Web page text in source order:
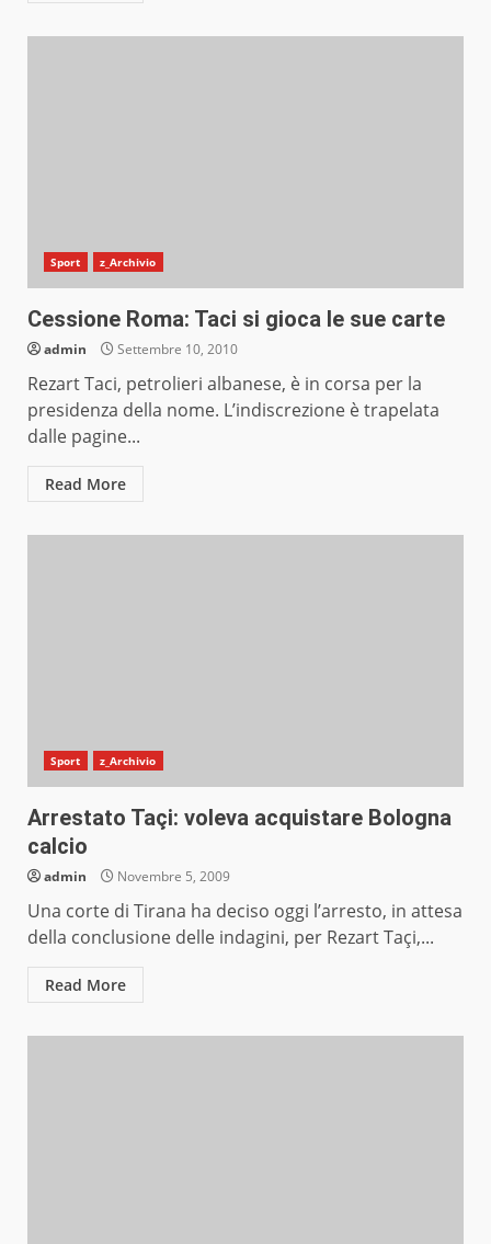
Sport z_Archivio
Cessione Roma: Taci si gioca le sue carte
admin Settembre 10, 2010
Rezart Taci, petrolieri albanese, è in corsa per la
presidenza della nome. L’indiscrezione è trapelata
dalle pagine...
Read More
Sport z_Archivio
Arrestato Taçi: voleva acquistare Bologna
calcio
admin Novembre 5, 2009
Una corte di Tirana ha deciso oggi l’arresto, in attesa
della conclusione delle indagini, per Rezart Taçi,...
Read More